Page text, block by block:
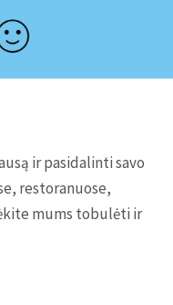
ir pasidalinti savo
restoranuose,
mums tobulėti ir